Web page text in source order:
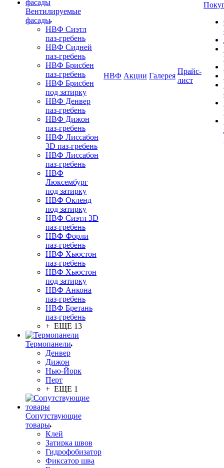
Вентилируемые
фасады
НВФ Сиэтл
паз-гребень
НВФ Сидней
паз-гребень
НВФ Брисбен
паз-гребень
НВФ Брисбен
под затирку
НВФ Денвер
паз-гребень
НВФ Дижон
паз-гребень
НВФ Лиссабон
3D паз-гребень
НВФ Лиссабон
паз-гребень
НВФ
Люксембург
под затирку
НВФ Окленд
под затирку
НВФ Сиэтл 3D
паз-гребень
НВФ Форли
паз-гребень
НВФ Хьюстон
паз-гребень
НВФ Хьюстон
под затирку
НВФ Анкона
паз-гребень
НВФ Бретань
паз-гребень
+ ЕЩЕ 13
Термопанели
Денвер
Дижон
Нью-Йорк
Перт
+ ЕЩЕ 1
Сопутствующие
товары
Клей
Затирка швов
Гидрофобизатор
Фиксатор шва
НВФ Акции Галерея
Прайс-
лист